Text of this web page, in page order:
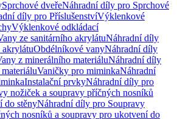
Sprchové dveřeNáhradní díly pro Sprchové
díly pro PříslušenstvíVýklenkové
Výklenkové odkládací
ze sanitárního akrylátuNáhradní díly
akrylátuObdélníkové vanyNáhradní díly
z minerálního materiáluNáhradní díly
Vaničky pro miminkaNáhradní
Instalační prvkyNáhradní díly pro
nožiček a soupravy příčných nosníků
do stěnyNáhradní díly pro Soupravy
nosníků a soupravy pro ukotvení do